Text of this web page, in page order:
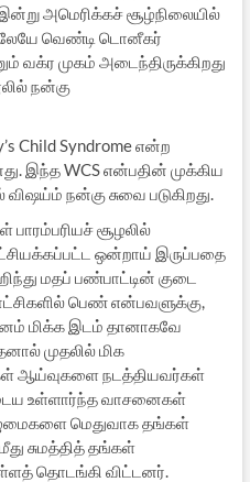
அமெரிக்கச் சூழ்நிலையில்
வெண்டி டொனீகர்
முகம் அடைந்திருக்கிறது
நன்கு
Child Syndrome என்ற
இந்த WCS என்பதின் முக்கிய
நன்கு சுவை படுகிறது.
சூழலில்
ஒன்றாய் இருப்பதை
மதப் பண்பாட்டின் குடை
பெண் என்பவளுக்கு,
மிக்க இடம் தானாகவே
முதலில் மிக
ஆய்வுகளை நடத்தியவர்கள்
உள்ளார்ந்த வாசனைகள்
மெதுவாக தங்கள்
சுமத்தித் தங்கள்
தொடங்கி விட்டனர்.